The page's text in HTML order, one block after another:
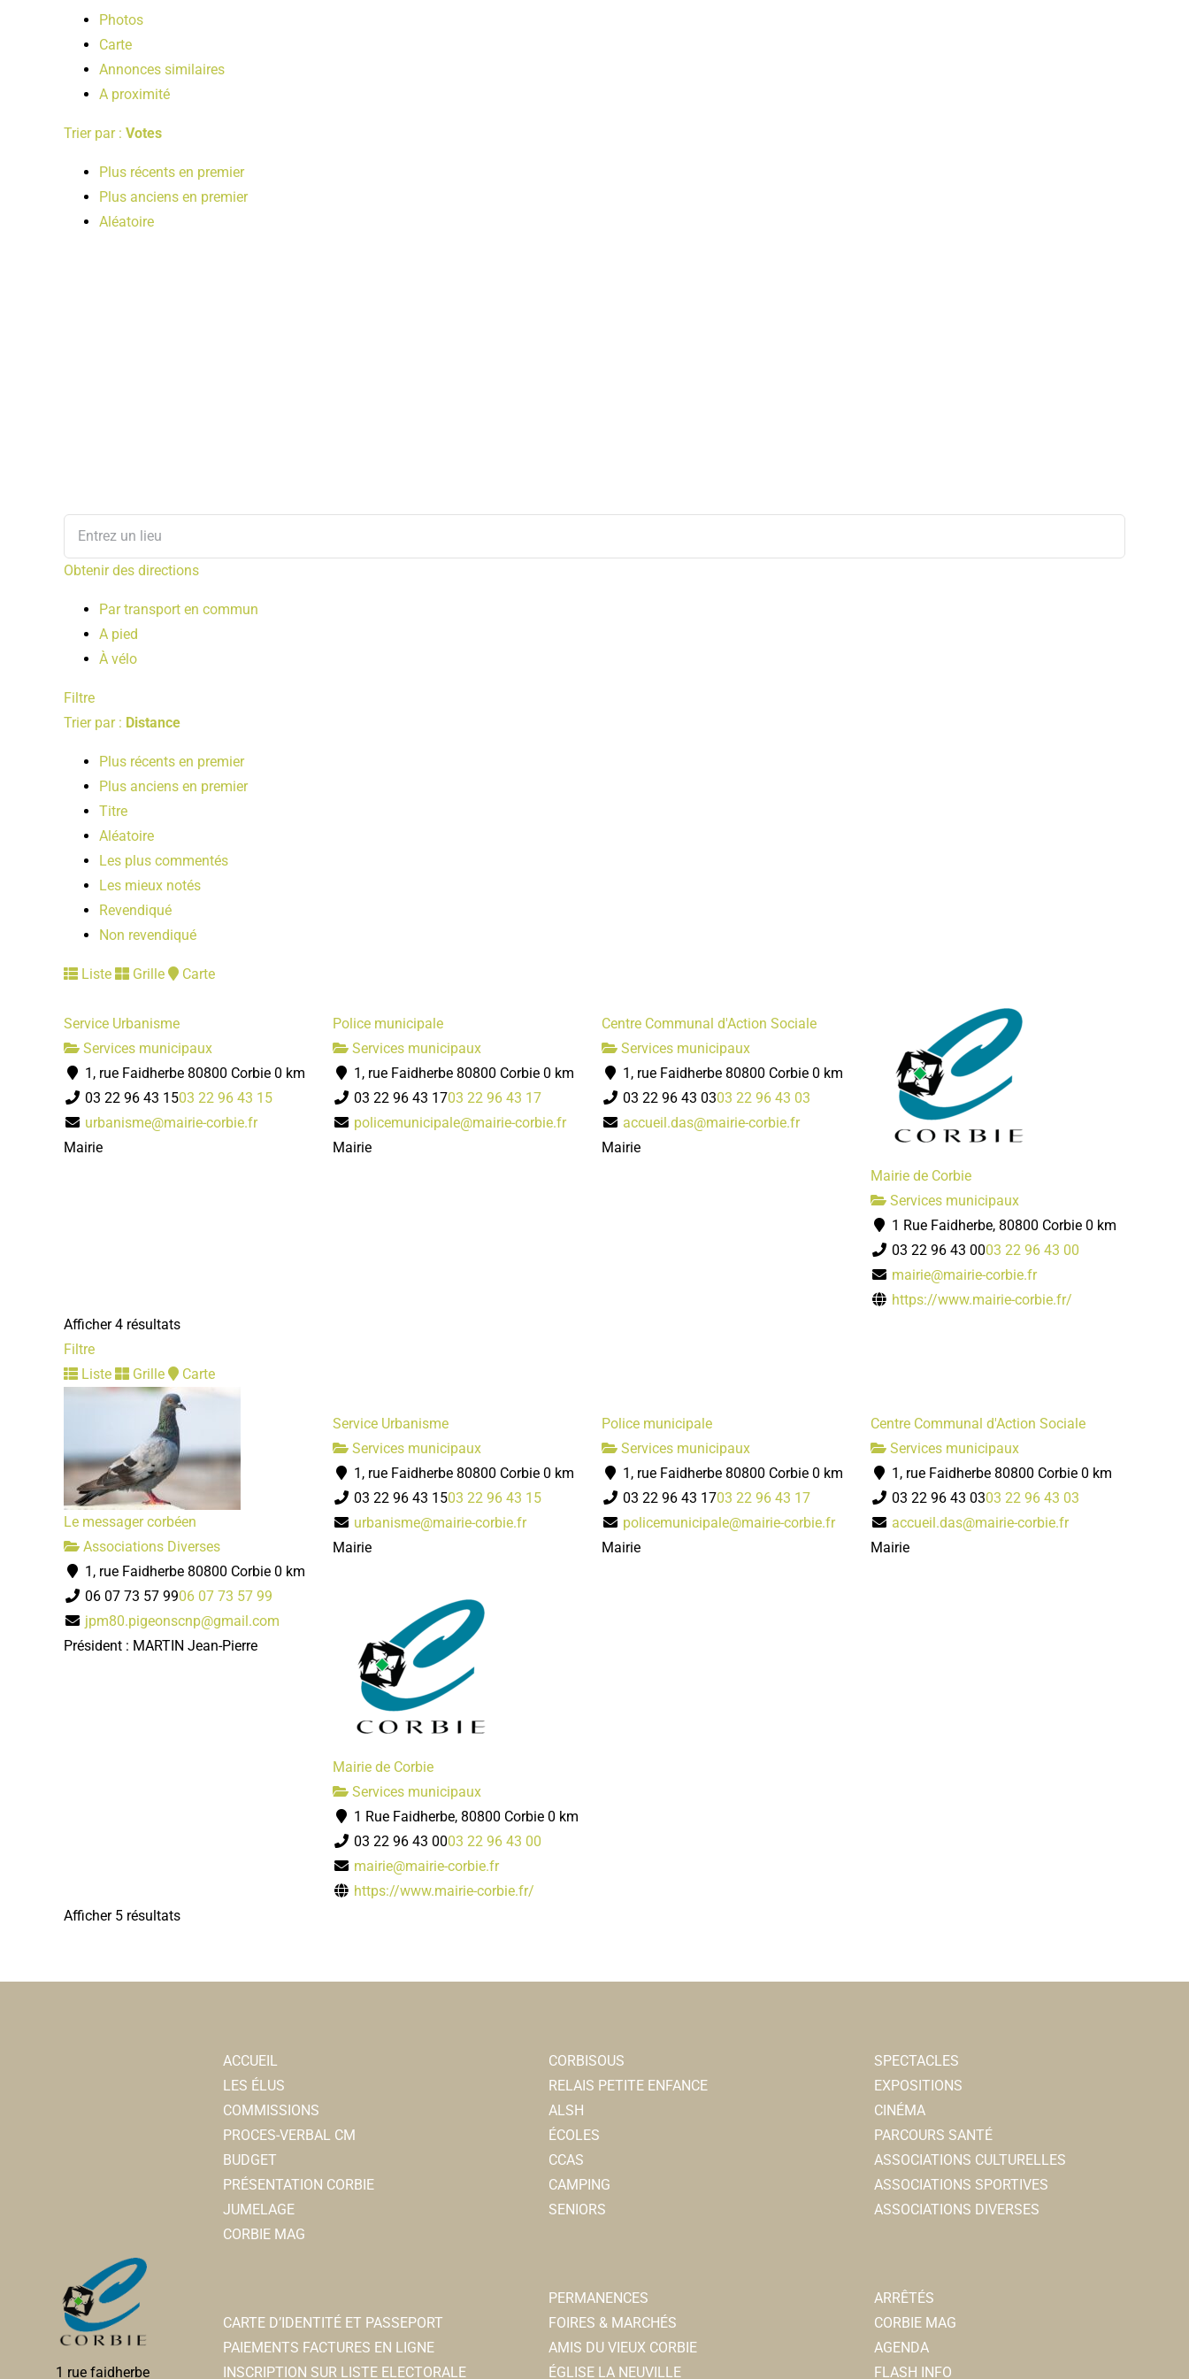
Photos
Carte
Annonces similaires
A proximité
Trier par : Votes
Plus récents en premier
Plus anciens en premier
Aléatoire
Obtenir des directions
Par transport en commun
A pied
À vélo
Filtre
Trier par : Distance
Plus récents en premier
Plus anciens en premier
Titre
Aléatoire
Les plus commentés
Les mieux notés
Revendiqué
Non revendiqué
Liste Grille Carte
Service Urbanisme
Services municipaux
1, rue Faidherbe 80800 Corbie 0 km
03 22 96 43 1503 22 96 43 15
urbanisme@mairie-corbie.fr
Mairie
Police municipale
Services municipaux
1, rue Faidherbe 80800 Corbie 0 km
03 22 96 43 1703 22 96 43 17
policemunicipale@mairie-corbie.fr
Mairie
Centre Communal d'Action Sociale
Services municipaux
1, rue Faidherbe 80800 Corbie 0 km
03 22 96 43 0303 22 96 43 03
accueil.das@mairie-corbie.fr
Mairie
Mairie de Corbie
Services municipaux
1 Rue Faidherbe, 80800 Corbie 0 km
03 22 96 43 0003 22 96 43 00
mairie@mairie-corbie.fr
https://www.mairie-corbie.fr/
Afficher 4 résultats
Filtre
Liste
Grille Carte
Le messager corbéen
Associations Diverses
1, rue Faidherbe 80800 Corbie 0 km
06 07 73 57 9906 07 73 57 99
jpm80.pigeonscnp@gmail.com
Président : MARTIN Jean-Pierre
Service Urbanisme
Services municipaux
1, rue Faidherbe 80800 Corbie 0 km
03 22 96 43 1503 22 96 43 15
urbanisme@mairie-corbie.fr
Mairie
Police municipale
Services municipaux
1, rue Faidherbe 80800 Corbie 0 km
03 22 96 43 1703 22 96 43 17
policemunicipale@mairie-corbie.fr
Mairie
Centre Communal d'Action Sociale
Services municipaux
1, rue Faidherbe 80800 Corbie 0 km
03 22 96 43 0303 22 96 43 03
accueil.das@mairie-corbie.fr
Mairie
Mairie de Corbie
Services municipaux
1 Rue Faidherbe, 80800 Corbie 0 km
03 22 96 43 0003 22 96 43 00
mairie@mairie-corbie.fr
https://www.mairie-corbie.fr/
Afficher 5 résultats
1 rue faidherbe
ACCUEIL
LES ÉLUS
COMMISSIONS
PROCES-VERBAL CM
BUDGET
PRÉSENTATION CORBIE
JUMELAGE
CORBIE MAG
CARTE D’IDENTITÉ ET PASSEPORT
PAIEMENTS FACTURES EN LIGNE
INSCRIPTION SUR LISTE ELECTORALE
CORBISOUS
RELAIS PETITE ENFANCE
ALSH
ÉCOLES
CCAS
CAMPING
SENIORS
PERMANENCES
FOIRES & MARCHÉS
AMIS DU VIEUX CORBIE
ÉGLISE LA NEUVILLE
SPECTACLES
EXPOSITIONS
CINÉMA
PARCOURS SANTÉ
ASSOCIATIONS CULTURELLES
ASSOCIATIONS SPORTIVES
ASSOCIATIONS DIVERSES
ARRÊTÉS
CORBIE MAG
AGENDA
FLASH INFO